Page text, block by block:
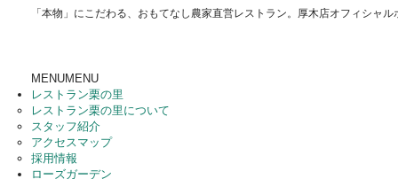
「本物」にこだわる、おもてなし農家直営レストラン。厚木店オフィシャル
MENUMENU
レストラン栗の里
レストラン栗の里について
スタッフ紹介
アクセスマップ
採用情報
ローズガーデン